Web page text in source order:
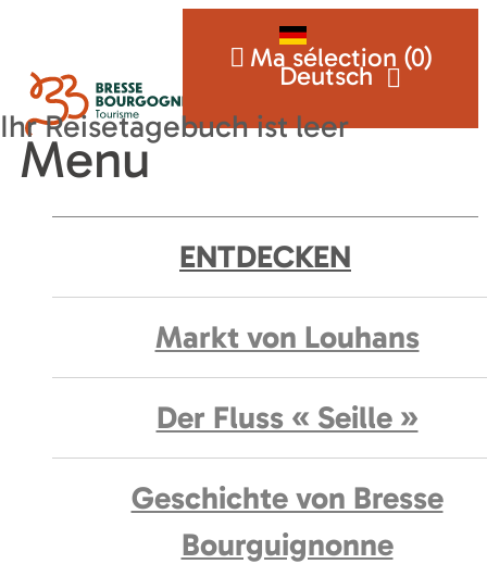
Deutsch
Ma sélection (0)
Menu
ENTDECKEN
Markt von Louhans
Der Fluss « Seille »
Geschichte von Bresse
Bourguignonne